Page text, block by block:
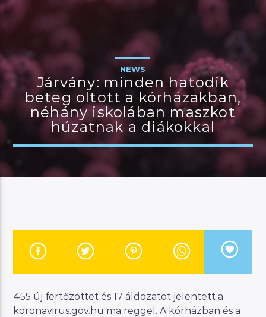
MannaFM
JELENLEGI MŰSOR
CSALÁDI MANNA
07:00 11:00
Manna FM
NEWS
Járvány: minden hatodik
beteg oltott a kórházakban,
néhány iskolában maszkot
húzatnak a diákokkal
455 új fertőzöttet és 17 áldozatot jelentett a
koronavirus.gov.hu ma reggel. A kórházban és a